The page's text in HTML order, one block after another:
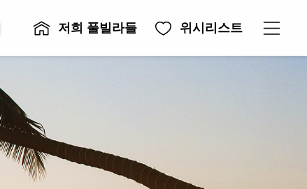
저희 풀빌라들 위시리스트